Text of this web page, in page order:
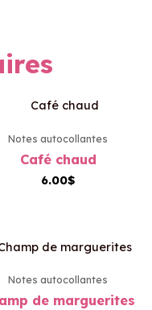
Notes autocollantes
Café chaud
6.00$
Notes autocollantes
de marguerites